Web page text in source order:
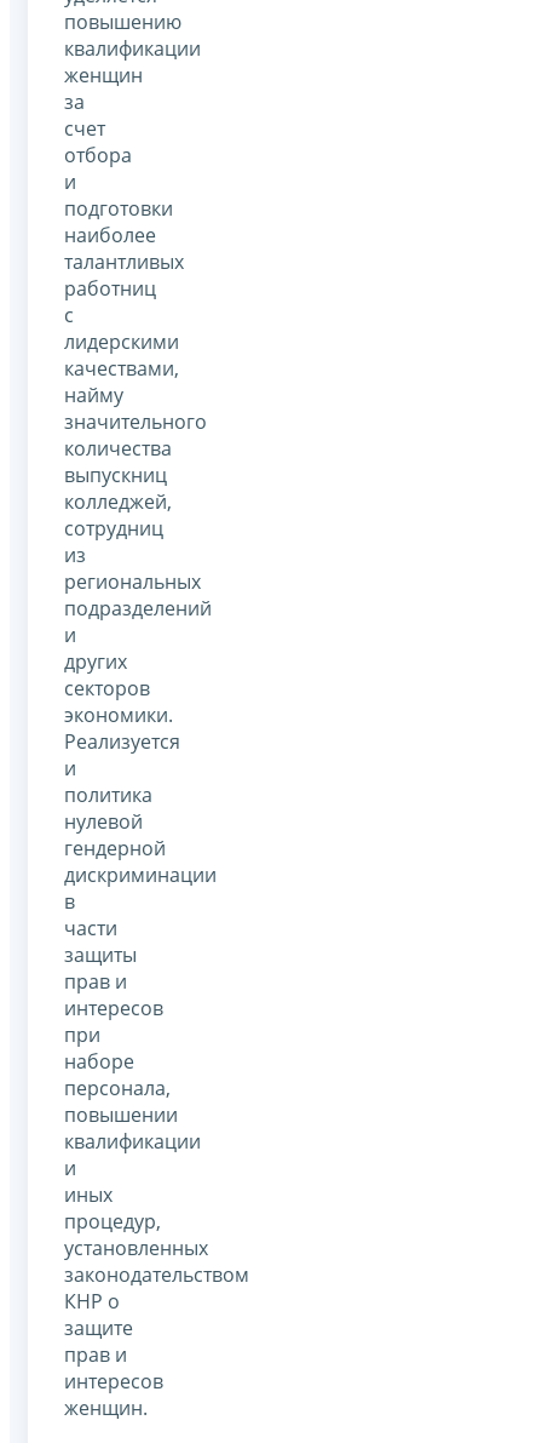
повышению
квалификации
женщин
за
счет
отбора
и
подготовки
наиболее
талантливых
работниц
с
лидерскими
качествами,
найму
значительного
количества
выпускниц
колледжей,
сотрудниц
из
региональных
подразделений
и
других
секторов
экономики.
Реализуется
и
политика
нулевой
гендерной
дискриминации
в
части
защиты
прав и
интересов
при
наборе
персонала,
повышении
квалификации
и
иных
процедур,
установленных
законодательством
КНР о
защите
прав и
интересов
женщин.